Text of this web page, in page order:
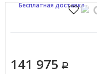
141 975
Бесплатная доставка